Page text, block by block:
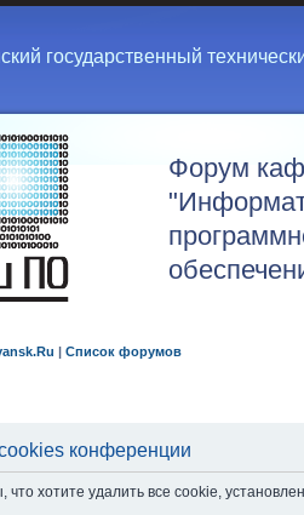
государственный
Форум
| Список форумов
конференции
что хотите удалить все cookie,